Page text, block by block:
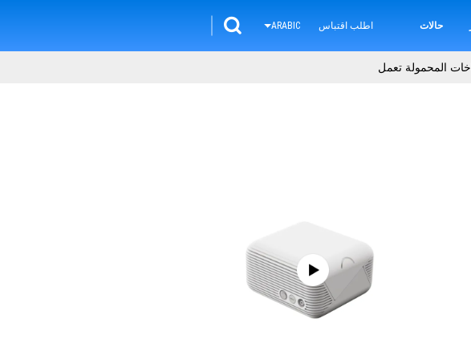
حالات اطلب اقتباس ARABIC